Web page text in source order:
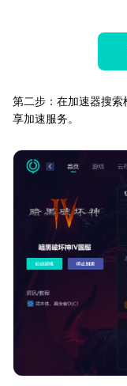
第二步：在加速器搜
享加速服务。